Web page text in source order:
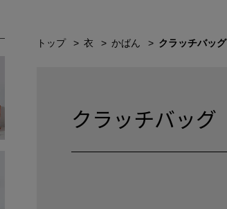
トップ 衣 かばん クラッチバッグ
クラッチバッグ